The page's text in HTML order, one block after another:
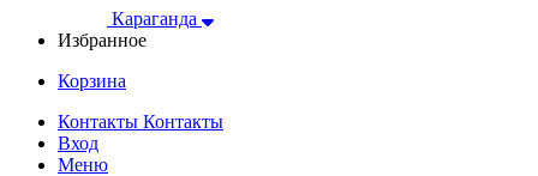
Караганда
Избранное
Корзина
Контакты Контакты
Вход
Меню